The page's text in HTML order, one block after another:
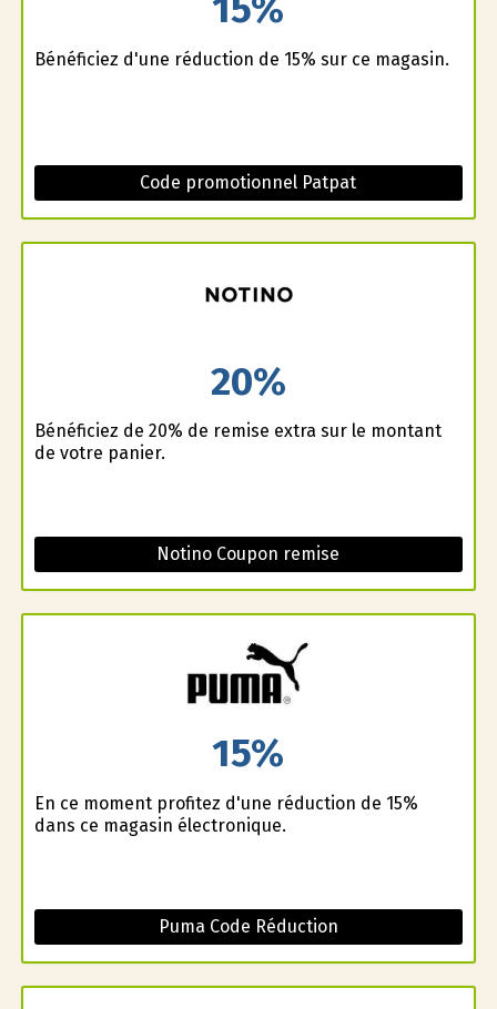
Bénéficiez d'une réduction de 15% sur ce magasin.
Code promotionnel Patpat
20%
Bénéficiez de 20% de remise extra sur le montant
de votre panier.
Notino Coupon remise
15%
En ce moment profitez d'une réduction de 15%
dans ce magasin électronique.
Puma Code Réduction